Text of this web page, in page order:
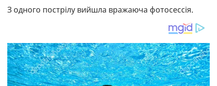
З одного пострілу вийшла вражаюча фотосессія.